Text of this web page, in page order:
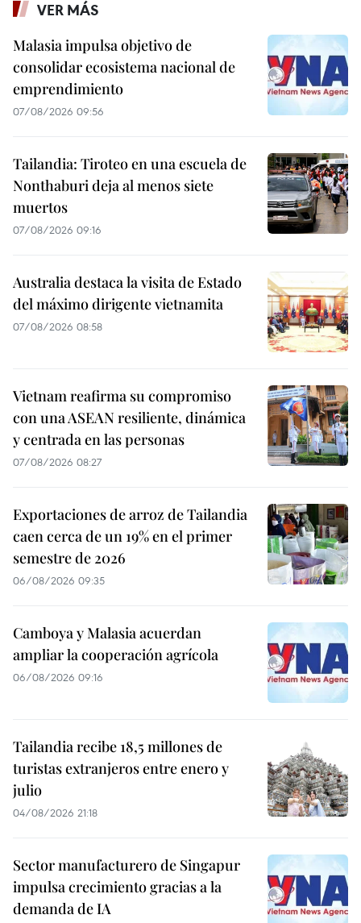
VER MÁS
Malasia impulsa objetivo de
consolidar ecosistema nacional de
emprendimiento
07/08/2026 09:56
Tailandia: Tiroteo en una escuela de
Nonthaburi deja al menos siete
muertos
07/08/2026 09:16
Australia destaca la visita de Estado
del máximo dirigente vietnamita
07/08/2026 08:58
Vietnam reafirma su compromiso
con una ASEAN resiliente, dinámica
y centrada en las personas
07/08/2026 08:27
Exportaciones de arroz de Tailandia
caen cerca de un 19% en el primer
semestre de 2026
06/08/2026 09:35
Camboya y Malasia acuerdan
ampliar la cooperación agrícola
06/08/2026 09:16
Tailandia recibe 18,5 millones de
turistas extranjeros entre enero y
julio
04/08/2026 21:18
Sector manufacturero de Singapur
impulsa crecimiento gracias a la
demanda de IA